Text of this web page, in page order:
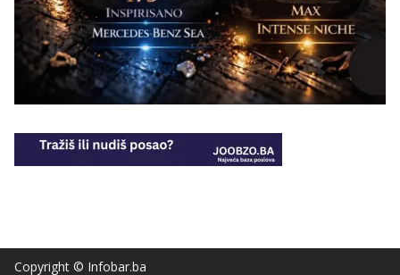
Copyright © Infobar.ba